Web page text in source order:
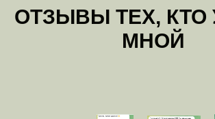
ОТЗЫВЫ ТЕХ, КТО
МНОЙ